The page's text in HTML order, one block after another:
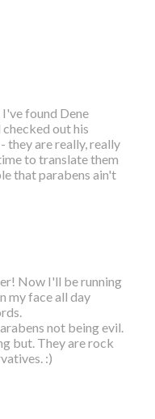
found Dene
out his
they are really, really
to translate them
that parabens ain't
Now I'll be running
my face all day
not being evil.
but. They are rock
:)